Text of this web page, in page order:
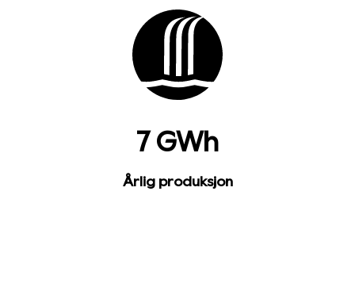
7 GWh
Årlig produksjon